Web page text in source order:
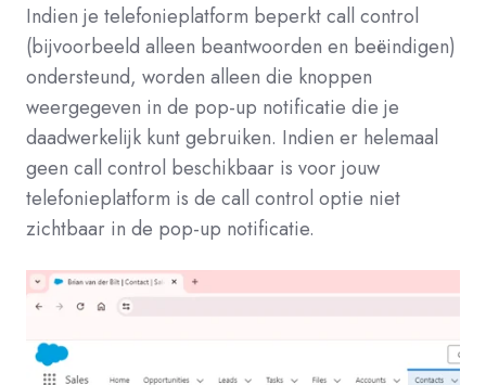
Indien je telefonieplatform beperkt call control
(bijvoorbeeld alleen beantwoorden en beëindigen)
ondersteund, worden alleen die knoppen
weergegeven in de pop-up notificatie die je
daadwerkelijk kunt gebruiken. Indien er helemaal
geen call control beschikbaar is voor jouw
telefonieplatform is de call control optie niet
zichtbaar in de pop-up notificatie.